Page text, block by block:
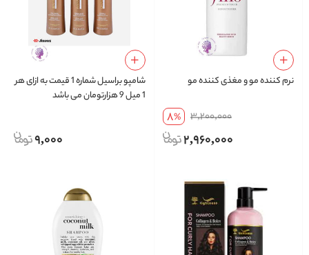
نرم کننده مو و مغذی کننده مو
3,200,000
8%
2,960,000
شامپو براسیل شماره 1 قیمت به ازای هر
1 میل 9 هزارتومان می باشد
9,000